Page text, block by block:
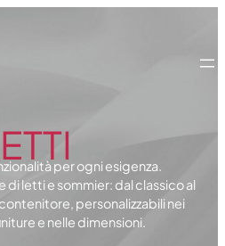
per ogni esigenza.
di letti e sommier: dal classico al
personalizzabili nei
e nelle dimensioni.